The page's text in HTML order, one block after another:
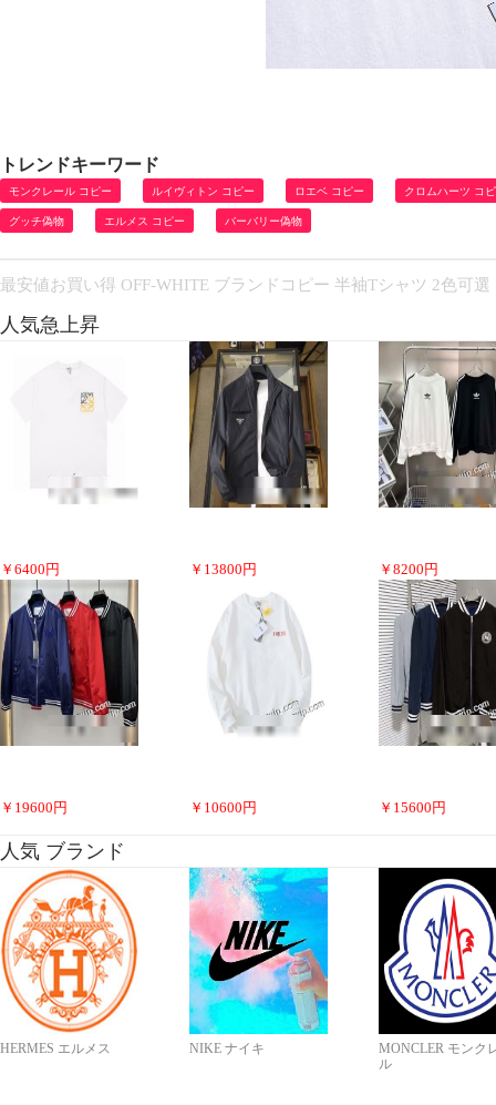
トレンドキーワード
モンクレール コピー ルイヴィトン コピー ロエベ コピー クロムハーツ コ
グッチ偽物 エルメス コピー バーバリー偽物
最安値お買い得 OFF-WHITE ブランドコピー 半袖Tシャツ 2色可
人気急上昇
￥ 6400 円 ￥ 13800 円 ￥ 8200 円
￥ 19600 円 ￥ 10600 円 ￥ 15600 円
人気 ブランド
HERMES エルメス NIKE ナイキ
MONCLER モンク
ル